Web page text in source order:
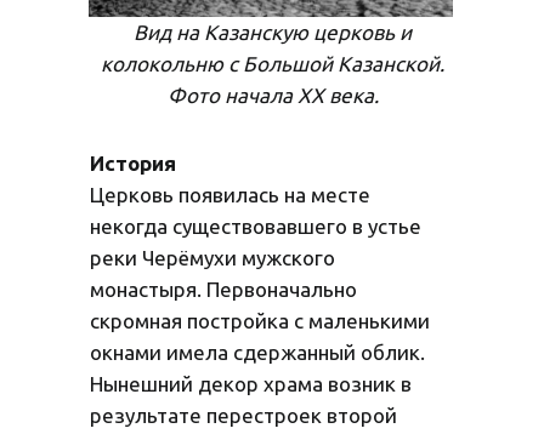
История
Церковь появилась на месте
некогда существовавшего в устье
реки Черёмухи мужского
монастыря. Первоначально
скромная постройка с маленькими
окнами имела сдержанный облик.
Нынешний декор храма возник в
результате перестроек второй
Вид на Казанскую церковь и
колокольню с Большой Казанской.
Фото начала XX века.